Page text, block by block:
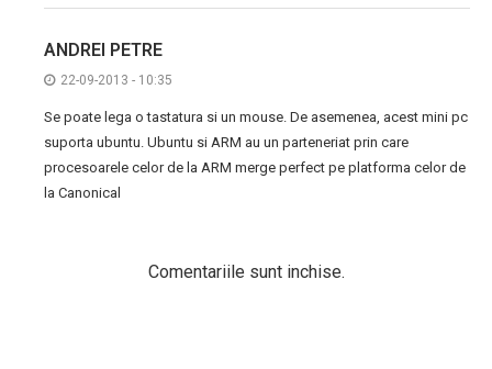
ANDREI PETRE
22-09-2013 - 10:35
Se poate lega o tastatura si un mouse. De asemenea, acest mini pc
suporta ubuntu. Ubuntu si ARM au un parteneriat prin care
procesoarele celor de la ARM merge perfect pe platforma celor de
la Canonical
Comentariile sunt inchise.